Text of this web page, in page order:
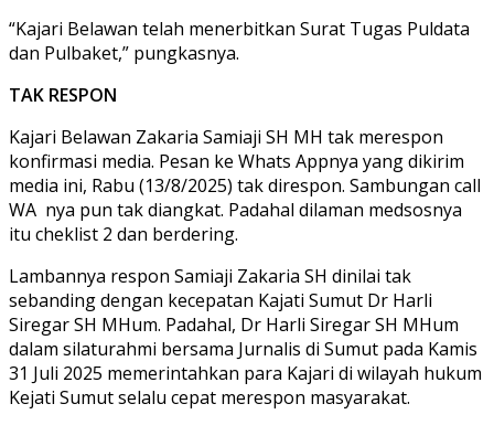
“Kajari Belawan telah menerbitkan Surat Tugas Puldata
dan Pulbaket,” pungkasnya.
TAK RESPON
Kajari Belawan Zakaria Samiaji SH MH tak merespon
konfirmasi media. Pesan ke Whats Appnya yang dikirim
media ini, Rabu (13/8/2025) tak direspon. Sambungan call
WA nya pun tak diangkat. Padahal dilaman medsosnya
itu cheklist 2 dan berdering.
Lambannya respon Samiaji Zakaria SH dinilai tak
sebanding dengan kecepatan Kajati Sumut Dr Harli
Siregar SH MHum. Padahal, Dr Harli Siregar SH MHum
dalam silaturahmi bersama Jurnalis di Sumut pada Kamis
31 Juli 2025 memerintahkan para Kajari di wilayah hukum
Kejati Sumut selalu cepat merespon masyarakat.